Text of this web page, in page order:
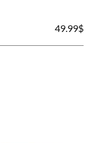
49.99$